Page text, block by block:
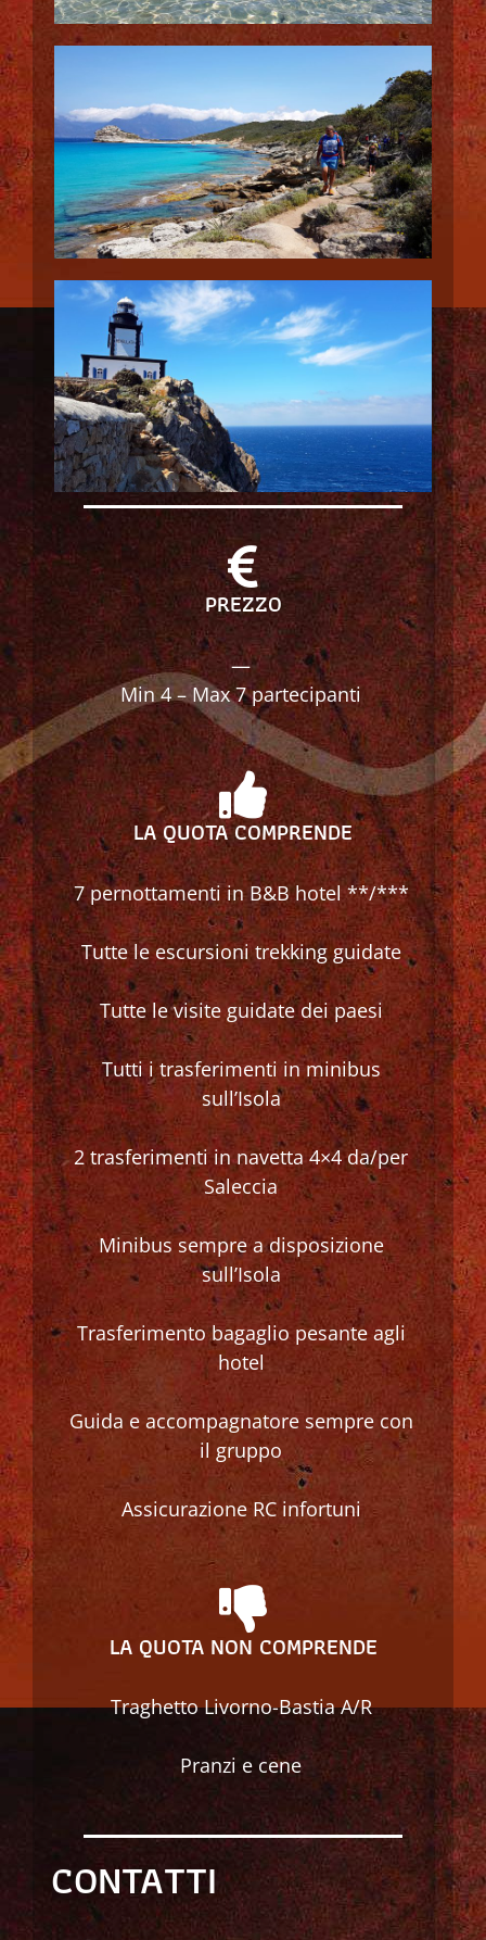
PREZZO
—
Min 4 – Max 7 partecipanti
LA QUOTA COMPRENDE
7 pernottamenti in B&B hotel **/***
Tutte le escursioni trekking guidate
Tutte le visite guidate dei paesi
Tutti i trasferimenti in minibus
sull’Isola
2 trasferimenti in navetta 4×4 da/per
Saleccia
Minibus sempre a disposizione
sull’Isola
Trasferimento bagaglio pesante agli
hotel
Guida e accompagnatore sempre con
il gruppo
Assicurazione RC infortuni
LA QUOTA NON COMPRENDE
Traghetto Livorno-Bastia A/R
Pranzi e cene
CONTATTI